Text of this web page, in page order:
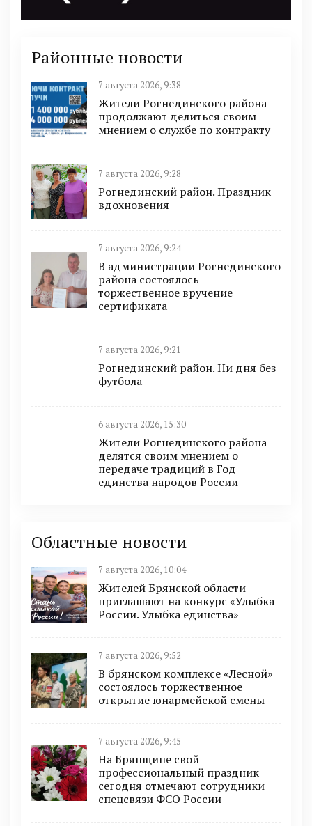
Районные новости
7 августа 2026, 9:38
Жители Рогнединского района
продолжают делиться своим
мнением о службе по контракту
7 августа 2026, 9:28
Рогнединский район. Праздник
вдохновения
7 августа 2026, 9:24
В администрации Рогнединского
района состоялось
торжественное вручение
сертификата
7 августа 2026, 9:21
Рогнединский район. Ни дня без
футбола
6 августа 2026, 15:30
Жители Рогнединского района
делятся своим мнением о
передаче традиций в Год
единства народов России
Областные новости
7 августа 2026, 10:04
Жителей Брянской области
приглашают на конкурс «Улыбка
России. Улыбка единства»
7 августа 2026, 9:52
В брянском комплексе «Лесной»
состоялось торжественное
открытие юнармейской смены
7 августа 2026, 9:45
На Брянщине свой
профессиональный праздник
сегодня отмечают сотрудники
спецсвязи ФСО России